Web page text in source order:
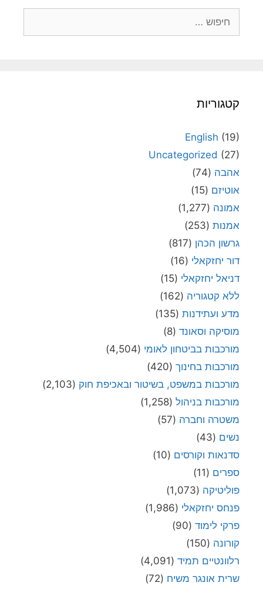
קטגוריות
English (19)
Uncategorized (27)
אהבה (74)
אוטיזם (15)
אמונה (1,277)
אמנות (253)
גרשון הכהן (817)
דור יחזקאלי (16)
דניאל יחזקאלי (15)
ללא קטגוריה (162)
מדע ועתידנות (135)
מוסיקה וסאונד (8)
מורכבות בביטחון לאומי (4,504)
מורכבות בחינוך (420)
מורכבות במשפט, בשיטור ובאכיפת חוק (2,103)
מורכבות בניהול (1,258)
משטרה וחברה (57)
נשים (43)
סדנאות וקורסים (10)
ספרים (11)
פוליטיקה (1,073)
פנחס יחזקאלי (1,986)
פרקי לימוד (90)
קורונה (150)
רלוונטיים תמיד (4,091)
שרית אונגר משיח (72)